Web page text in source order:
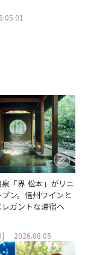
「界 松本」がリニ
ン。信州ワインと
ガントな湯宿へ
2026.08.05